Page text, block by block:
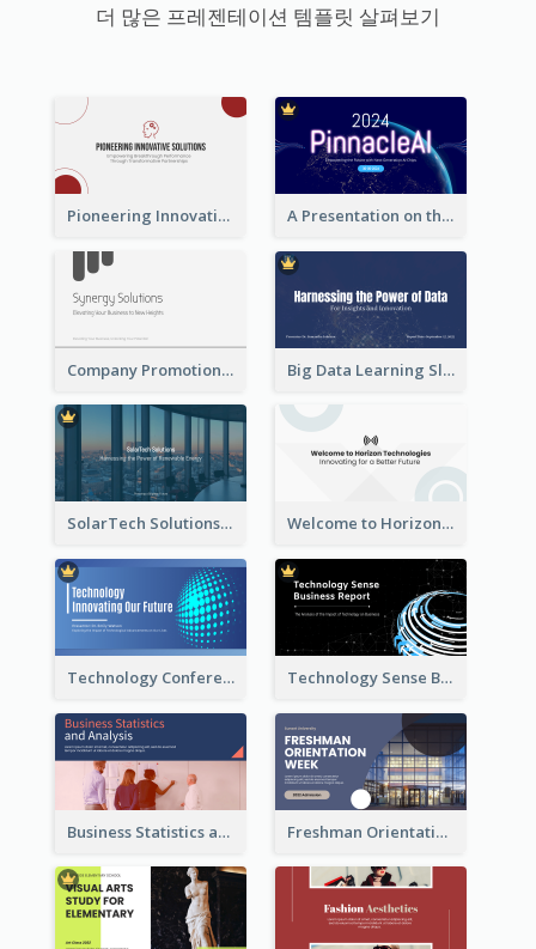
더 많은 프레젠테이션 템플릿 살펴보기
Pioneering Innovative Solutions Company Overview A Presentation on the Revolutionary Development of AI Chips
Company Promotion Presentation Big Data Learning Slide
SolarTech Solutions Company Overview Welcome to Horizon Technologies- Innovating for a Better Future
Technology Conference Presentation Technology Sense Business Report
Business Statistics and Analysis Presentation Freshman Orientation Week Presentation